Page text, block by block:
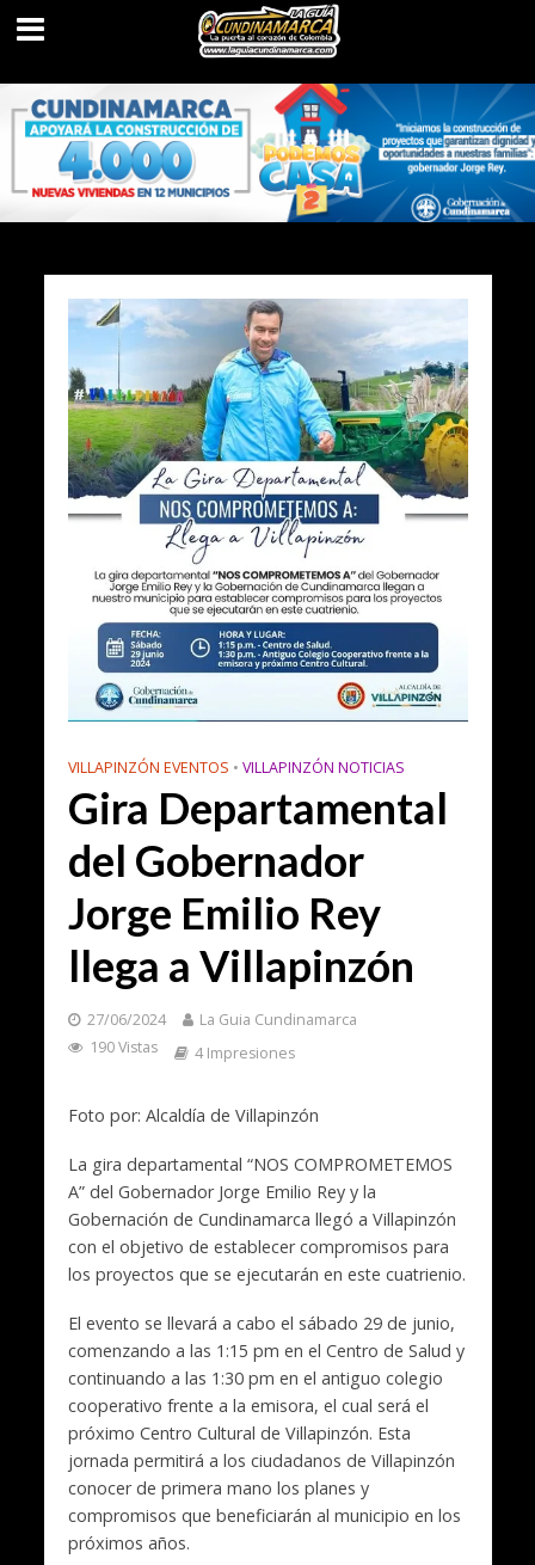
VILLAPINZÓN EVENTOS • VILLAPINZÓN NOTICIAS
Gira Departamental
del Gobernador
Jorge Emilio Rey
llega a Villapinzón
27/06/2024
La Guia Cundinamarca
190 Vistas
4 Impresiones
Foto por: Alcaldía de Villapinzón
La gira departamental “NOS COMPROMETEMOS
A” del Gobernador Jorge Emilio Rey y la
Gobernación de Cundinamarca llegó a Villapinzón
con el objetivo de establecer compromisos para
los proyectos que se ejecutarán en este cuatrienio.
El evento se llevará a cabo el sábado 29 de junio,
comenzando a las 1:15 pm en el Centro de Salud y
continuando a las 1:30 pm en el antiguo colegio
cooperativo frente a la emisora, el cual será el
próximo Centro Cultural de Villapinzón. Esta
jornada permitirá a los ciudadanos de Villapinzón
conocer de primera mano los planes y
compromisos que beneficiarán al municipio en los
próximos años.